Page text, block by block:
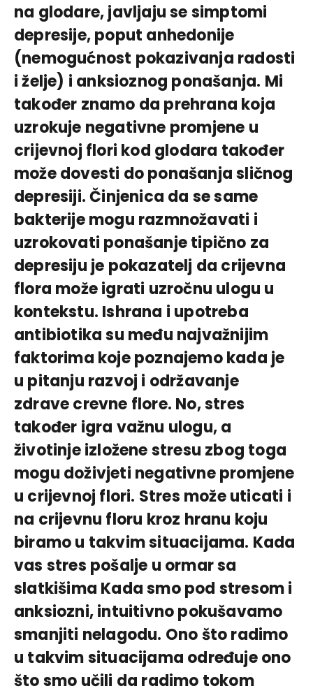
na glodare, javljaju se simptomi
depresije, poput anhedonije
(nemogućnost pokazivanja radosti
i želje) i anksioznog ponašanja. Mi
također znamo da prehrana koja
uzrokuje negativne promjene u
crijevnoj flori kod glodara također
može dovesti do ponašanja sličnog
depresiji. Činjenica da se same
bakterije mogu razmnožavati i
uzrokovati ponašanje tipično za
depresiju je pokazatelj da crijevna
flora može igrati uzročnu ulogu u
kontekstu. Ishrana i upotreba
antibiotika su među najvažnijim
faktorima koje poznajemo kada je
u pitanju razvoj i održavanje
zdrave crevne flore. No, stres
također igra važnu ulogu, a
životinje izložene stresu zbog toga
mogu doživjeti negativne promjene
u crijevnoj flori. Stres može uticati i
na crijevnu floru kroz hranu koju
biramo u takvim situacijama. Kada
vas stres pošalje u ormar sa
slatkišima Kada smo pod stresom i
anksiozni, intuitivno pokušavamo
smanjiti nelagodu. Ono što radimo
u takvim situacijama određuje ono
što smo učili da radimo tokom